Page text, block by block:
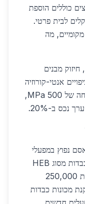
כוללים הוספת
מה
מבנים
אנטי-קורוזיה
שמחזיקים 25 שנה. יתרונות: חוזק מתיחה של 500 MPa,
נכס ב-20%.
נפוץ במפעלי
ייצור באזור התעשייה המקומי. קורות כבדות מסוג HEB
300 מחזקות רצפות תעשייתיות, בעלות 250,000
מכונות כבדות